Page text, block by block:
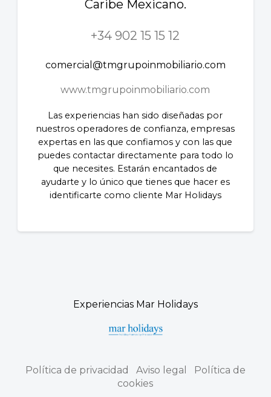
Caribe Mexicano.
+34 902 15 15 12
comercial@tmgrupoinmobiliario.com
www.tmgrupoinmobiliario.com
Las experiencias han sido diseñadas por
nuestros operadores de confianza, empresas
expertas en las que confiamos y con las que
puedes contactar directamente para todo lo
que necesites. Estarán encantados de
ayudarte y lo único que tienes que hacer es
identificarte como cliente Mar Holidays
Experiencias Mar Holidays
Política de privacidad Aviso legal
Política de
cookies